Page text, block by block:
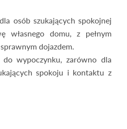
osób szukających spokojnej
własnego domu, z pełnym
dojazdem.
do wypoczynku, zarówno dla
spokoju i kontaktu z